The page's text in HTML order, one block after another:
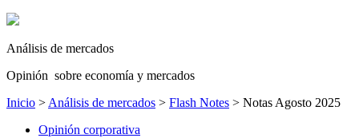
Análisis de mercados
Opinión sobre economía y mercados
Inicio > Análisis de mercados > Flash Notes > Notas Agosto 2025
Opinión corporativa